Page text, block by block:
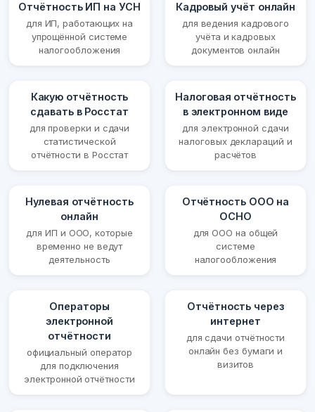
Отчётность ИП на УСН
для ИП, работающих на
упрощённой системе
налогообложения
Кадровый учёт онлайн
для ведения кадрового
учёта и кадровых
документов онлайн
Какую отчётность
сдавать в Росстат
для проверки и сдачи
статистической
отчётности в Росстат
Налоговая отчётность
в электронном виде
для электронной сдачи
налоговых деклараций и
расчётов
Нулевая отчётность
онлайн
для ИП и ООО, которые
временно не ведут
деятельность
Отчётность ООО на
ОСНО
для ООО на общей
системе
налогообложения
Операторы
электронной
отчётности
официальный оператор
для подключения
электронной отчётности
Отчётность через
интернет
для сдачи отчётности
онлайн без бумаги и
визитов